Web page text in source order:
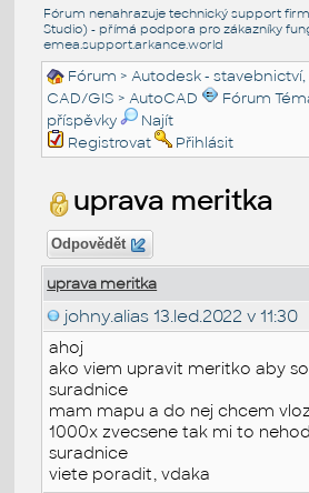
Fórum nenahrazuje technický support
Studio) - přímá podpora pro zákazníky
emea.support.arkance.world
Fórum >Autodesk - stavebnictví,
CAD/GIS >AutoCAD Fórum
příspěvky
Najít
Registrovat
Přihlásit
uprava meritka
Odpovědět
uprava meritka
johny.alias 13.led.2022 v 11:30
ahoj
ako viem upravit meritko aby
suradnice
mam mapu a do nej chcem
1000x zvecsene tak mi to
suradnice
viete poradit, vdaka